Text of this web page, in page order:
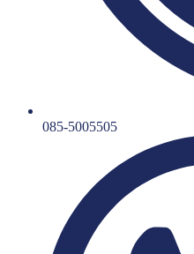
085-5005505